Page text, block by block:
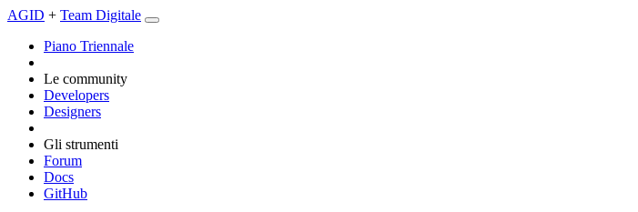
AGID + Team Digitale
Piano Triennale
Le community
Developers
Designers
Gli strumenti
Forum
Docs
GitHub